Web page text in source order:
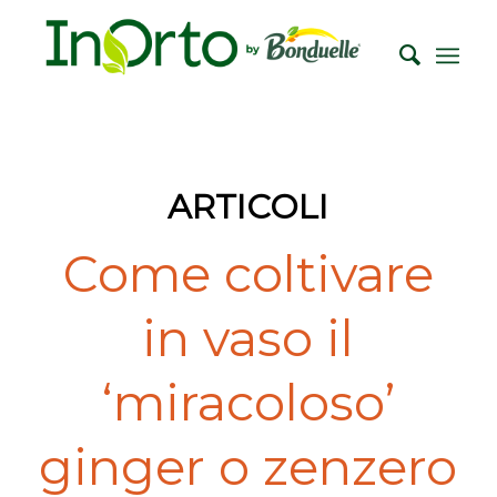
ARTICOLI
Come coltivare
in vaso il
‘miracoloso’
ginger o zenzero